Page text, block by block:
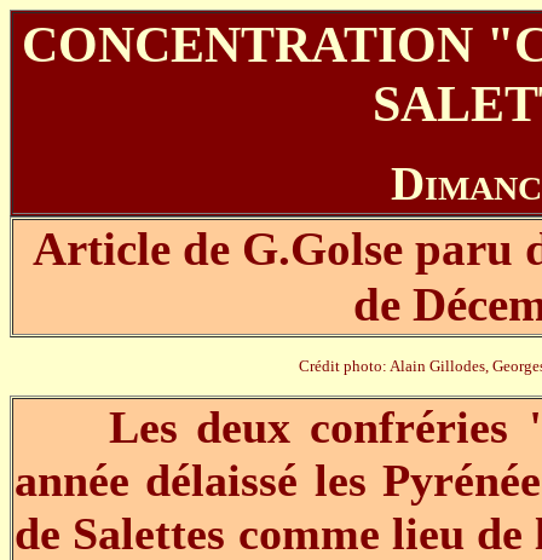
CONCENTRATION
Article de G.Golse paru
de
Crédit photo: Alain Gillodes,
Les deux confréries
année délaissé les
de Salettes comme lieu